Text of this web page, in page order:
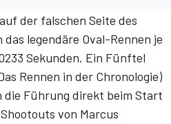
der falschen Seite des
legendäre Oval-Rennen je
Sekunden. Ein Fünftel
Rennen in der Chronologie)
die Führung direkt beim Start
von Marcus